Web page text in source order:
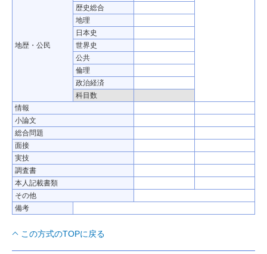
実技
備考
個別と共通テストのうち高得点２科目を利用（個別・
地歴・公民
歴史総合
地理
日本史
世界史
公共
倫理
政治経済
科目数
情報
小論文
総合問題
面接
実技
調査書
本人記載書類
その他
備考
この方式のTOPに戻る